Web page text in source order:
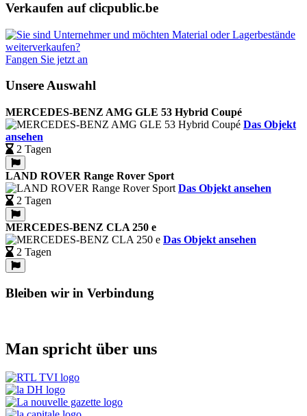
Verkaufen auf clicpublic.be
Fangen Sie jetzt an
Unsere Auswahl
MERCEDES-BENZ AMG GLE 53 Hybrid Coupé
Das Objekt
ansehen
2 Tagen
LAND ROVER Range Rover Sport
Das Objekt ansehen
2 Tagen
MERCEDES-BENZ CLA 250 e
Das Objekt ansehen
2 Tagen
Bleiben wir in Verbindung
Man spricht über uns